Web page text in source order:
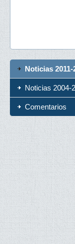
Noticias 2011-
Noticias 2004-
Comentarios